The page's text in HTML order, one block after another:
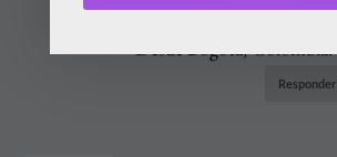
Desde Bogotá, Colômbia.
Responder